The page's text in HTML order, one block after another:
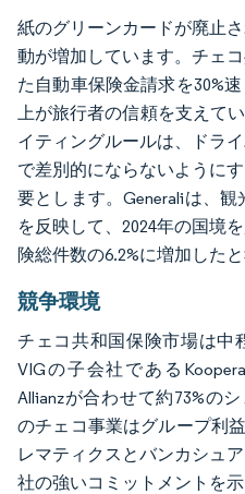
紙のグリーンカードが廃止
動が増加しています。チェ
た自動車保険金請求を30%
上が旅行者の信頼を支えて
イティングルールは、ドラ
で差別的にならないように
要とします。Generaliは、
を反映して、2024年の国境
険総件数の6.2%に増加した
競争環境
チェコ共和国保険市場は中
VIGの子会社である
Allianzが合わせて約73%の
のチェコ事業はグループ利
レマティクスとバンカシュ
社の強いコミットメントを